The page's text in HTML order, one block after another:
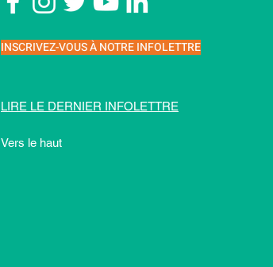
INSCRIVEZ-VOUS À NOTRE INFOLETTRE
LIRE LE DERNIER INFOLETTRE
Vers le haut